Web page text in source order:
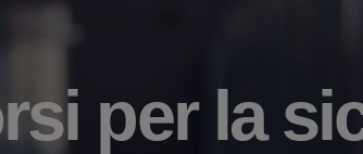
per la